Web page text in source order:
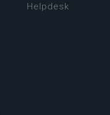
Helpdesk